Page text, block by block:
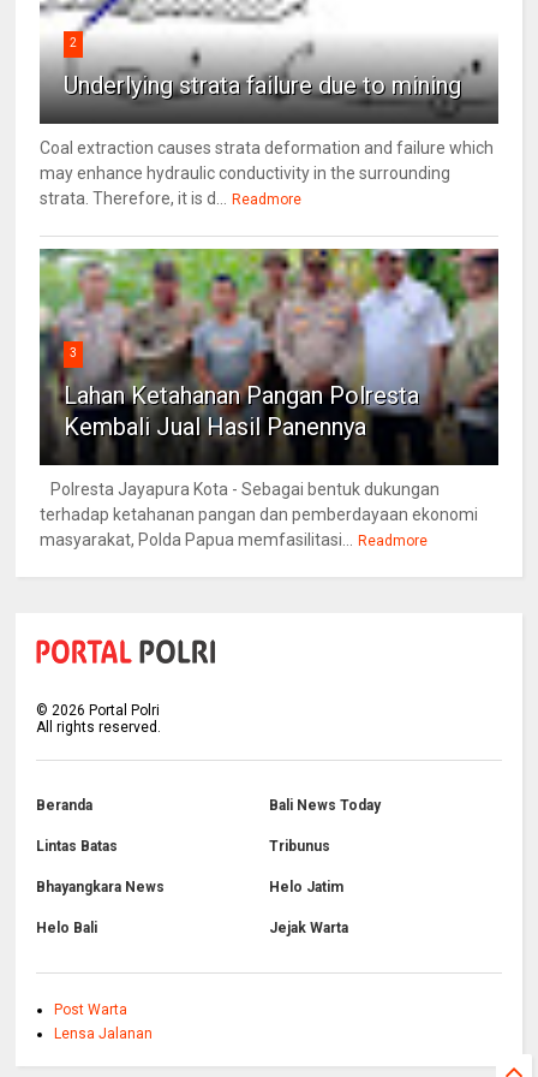
2
Underlying strata failure due to mining
Coal extraction causes strata deformation and failure which
may enhance hydraulic conductivity in the surrounding
strata. Therefore, it is d... Readmore
3
Lahan Ketahanan Pangan Polresta
Kembali Jual Hasil Panennya
Polresta Jayapura Kota - Sebagai bentuk dukungan
terhadap ketahanan pangan dan pemberdayaan ekonomi
masyarakat, Polda Papua memfasilitasi... Readmore
©2026 Portal Polri
All rights reserved.
Beranda Bali News Today
Lintas Batas Tribunus
Bhayangkara News Helo Jatim
Helo Bali Jejak Warta
Post Warta
Lensa Jalanan